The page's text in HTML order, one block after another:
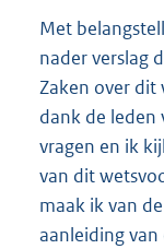
Met
nader verslag
Zaken over dit
dank de leden
vragen en ik
van dit
maak ik van
aanleiding van